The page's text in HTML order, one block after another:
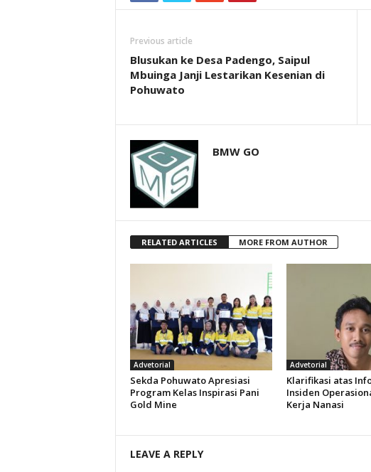
Previous article
Blusukan ke Desa Padengo, Saipul
Mbuinga Janji Lestarikan Kesenian di
Pohuwato
BMW GO
RELATED ARTICLES MORE FROM AUTHOR
Advetorial
Sekda Pohuwato Apresiasi
Program Kelas Inspirasi Pani
Gold Mine
Advetorial
Klarifikasi atas
Insiden
Kerja Nanasi
LEAVE A REPLY